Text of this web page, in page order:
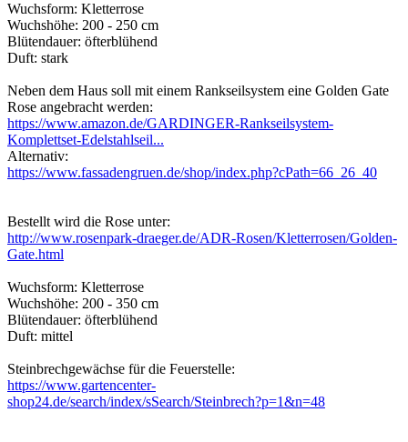
Wuchsform: Kletterrose
Wuchshöhe: 200 - 250 cm
Blütendauer: öfterblühend
Duft: stark
Neben dem Haus soll mit einem Rankseilsystem eine Golden Gate
Rose angebracht werden:
https://www.amazon.de/GARDINGER-Rankseilsystem-
Komplettset-Edelstahlseil...
Alternativ:
https://www.fassadengruen.de/shop/index.php?cPath=66_26_40
Bestellt wird die Rose unter:
http://www.rosenpark-draeger.de/ADR-Rosen/Kletterrosen/Golden-
Gate.html
Wuchsform: Kletterrose
Wuchshöhe: 200 - 350 cm
Blütendauer: öfterblühend
Duft: mittel
Steinbrechgewächse für die Feuerstelle:
https://www.gartencenter-
shop24.de/search/index/sSearch/Steinbrech?p=1&n=48